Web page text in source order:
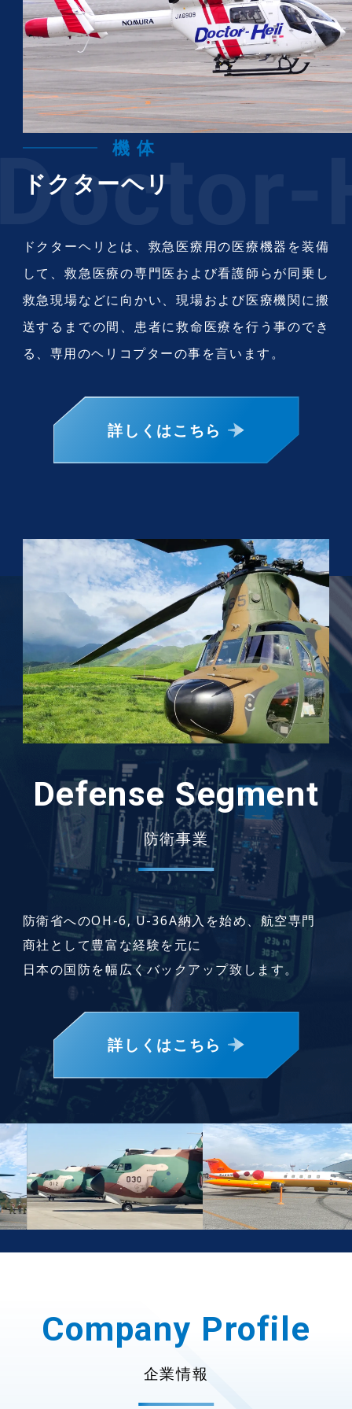
機 体
ドクターヘリ
ドクターヘリとは、救急医療用の医療機器を装備
して、救急医療の専門医および看護師らが同乗し
救急現場などに向かい、現場および医療機関に搬
送するまでの間、患者に救命医療を行う事のでき
る、専用のヘリコプターの事を言います。
詳しくはこちら
Defense Segment
防衛事業
防衛省へのOH-6, U-36A納入を始め、航空専門
商社として豊富な経験を元に
日本の国防を幅広くバックアップ致します。
詳しくはこちら
Company Profile
企業情報